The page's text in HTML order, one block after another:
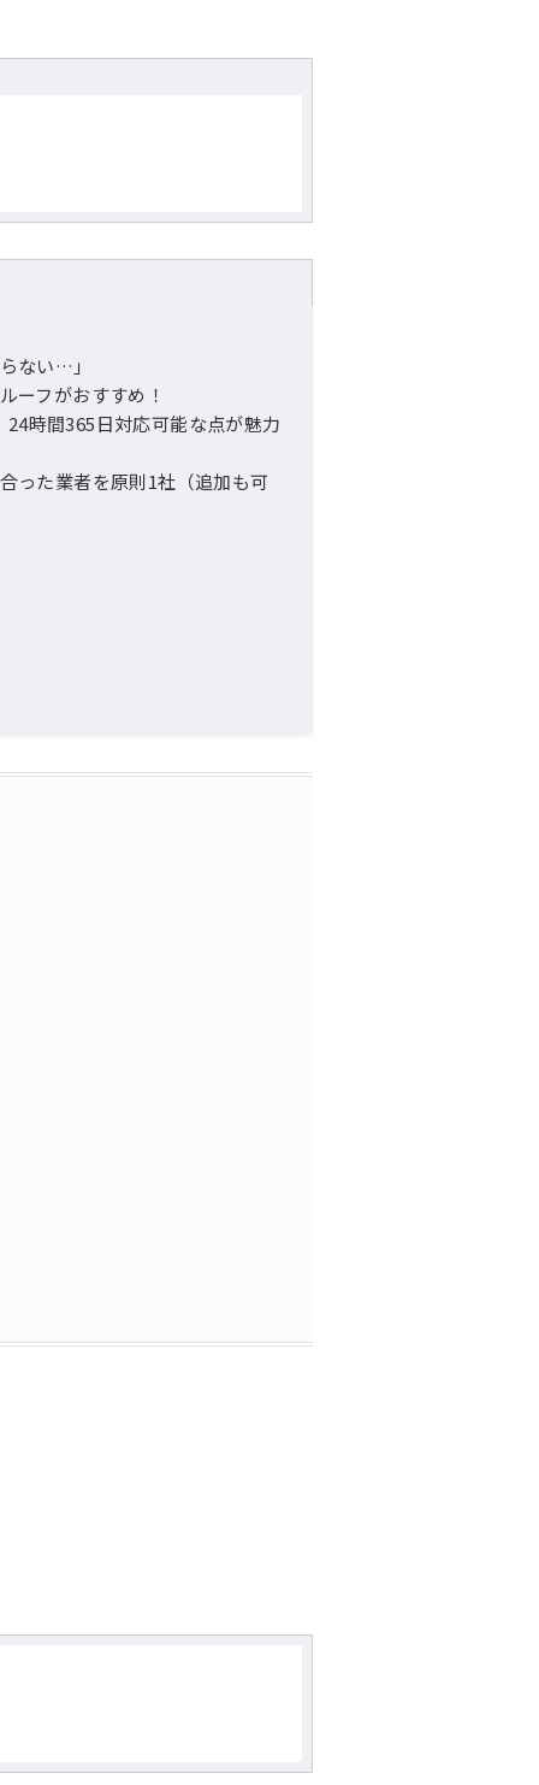
ない…」
ーフがおすすめ！
時間365日対応可能な点が魅力
った業者を原則1社（追加も可